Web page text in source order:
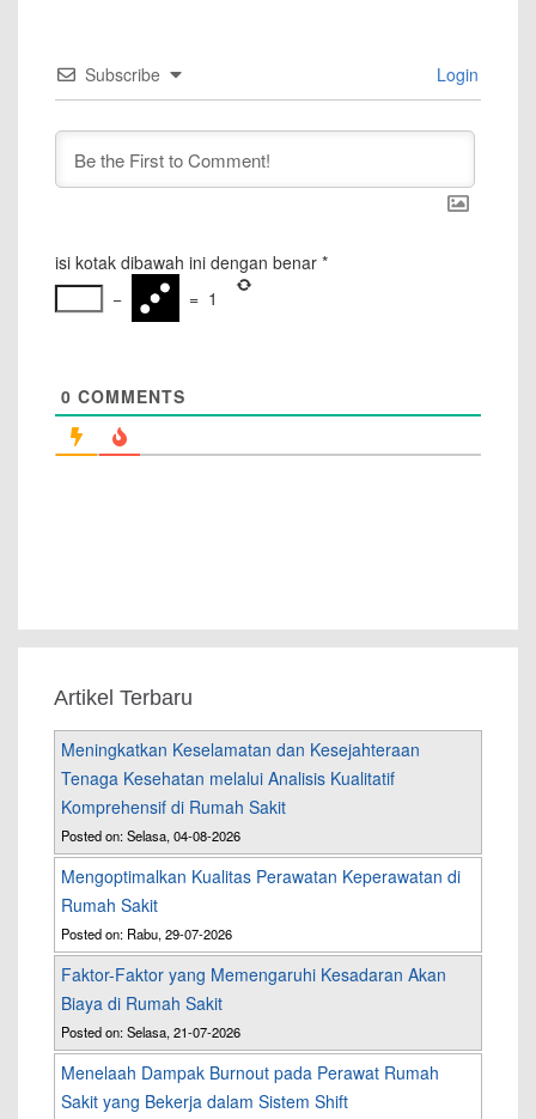
Subscribe Login
isi kotak dibawah ini dengan benar *
−
= 1
0 COMMENTS
Artikel Terbaru
Meningkatkan Keselamatan dan Kesejahteraan
Tenaga Kesehatan melalui Analisis Kualitatif
Komprehensif di Rumah Sakit
Posted on: Selasa, 04-08-2026
Mengoptimalkan Kualitas Perawatan Keperawatan di
Rumah Sakit
Posted on: Rabu, 29-07-2026
Faktor-Faktor yang Memengaruhi Kesadaran Akan
Biaya di Rumah Sakit
Posted on: Selasa, 21-07-2026
Menelaah Dampak Burnout pada Perawat Rumah
Sakit yang Bekerja dalam Sistem Shift